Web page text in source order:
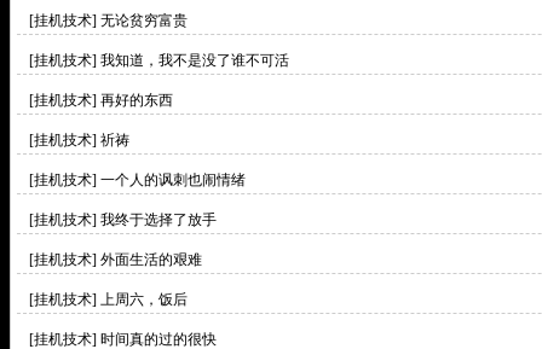
[挂机技术] 无论贫穷富贵
[挂机技术] 我知道，我不是没了谁不可活
[挂机技术] 再好的东西
[挂机技术] 祈祷
[挂机技术] 一个人的讽刺也闹情绪
[挂机技术] 我终于选择了放手
[挂机技术] 外面生活的艰难
[挂机技术] 上周六，饭后
[挂机技术] 时间真的过的很快